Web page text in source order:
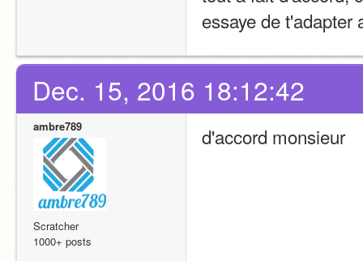
essaye de t'adapter
Dec. 15, 2016 18:12:42
ambre789
Scratcher
1000+ posts
d'accord monsieur